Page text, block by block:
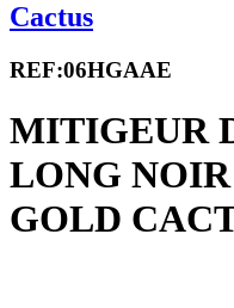
Cactus
REF:06HGAAE
MITIGEUR
LONG
GOLD